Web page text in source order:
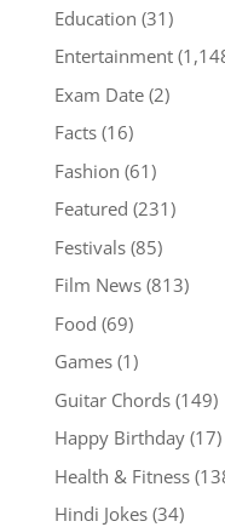
Education (31)
Entertainment
Exam Date(2)
Facts(16)
Fashion (61)
Featured (231)
Festivals(85)
Film News(813)
Food (69)
Games(1)
Guitar Chords(149)
Happy Birthday(17)
Health & Fitness
Hindi Jokes(34)